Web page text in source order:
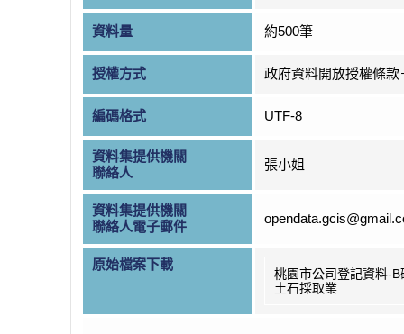
資料量 約500筆
授權方式 政府資料開放授權條款
編碼格式 UTF-8
資料集提供機關
聯絡人
張小姐
資料集提供機關
聯絡人電子郵件
原始檔案下載
桃園市公司登記資料-B
土石採取業